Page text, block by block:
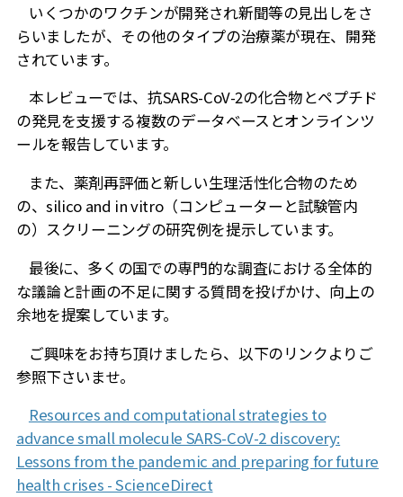
いくつかのワクチンが開発され新聞等の見出しをさ
らいましたが、その他のタイプの治療薬が現在、開発
されています。
本レビューでは、抗SARS-CoV-2の化合物とペプチド
の発見を支援する複数のデータベースとオンラインツ
ールを報告しています。
また、薬剤再評価と新しい生理活性化合物のため
の、silico and in vitro（コンピューターと試験管内
の）スクリーニングの研究例を提示しています。
最後に、多くの国での専門的な調査における全体的
な議論と計画の不足に関する質問を投げかけ、向上の
余地を提案しています。
ご興味をお持ち頂けましたら、以下のリンクよりご
参照下さいませ。
Resources and computational strategies to
advance small molecule SARS-CoV-2 discovery:
Lessons from the pandemic and preparing for future
health crises - ScienceDirect